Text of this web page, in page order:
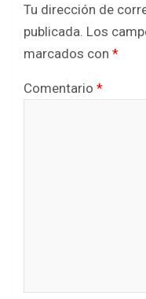
Tu dirección de
publicada. Los
marcados con *
Comentario *